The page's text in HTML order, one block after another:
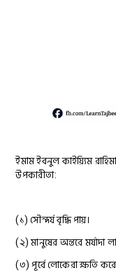
ইমাম ইবনুল কাইয়্যিম
উপকারীতা:
(১) সৌন্দর্য বৃদ্ধি পায়।
(২) মানুষের অন্তরে মর্যাদা
(৩) পূর্বে লোকেরা ক্ষতি